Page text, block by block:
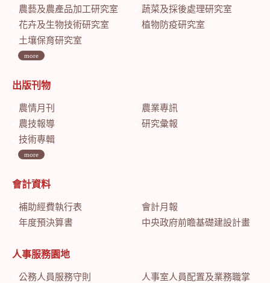
農藝及農產品加工研究室
蔬菜及採後處理研究室
花卉及生物技術研究室
植物防疫研究室
土壤保育研究室
more
出版刊物
農情月刊
農業專訊
農技報導
研究彙報
技術專輯
more
會計資料
補助經費執行表
會計月報
年度預決算書
中央政府前瞻基礎建設計畫特別預算會計月報
人事服務園地
公務人員服務守則
人事室人員配置及業務職掌